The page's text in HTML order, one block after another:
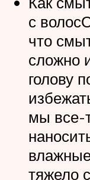
с
что
сложно
голову
мы все-
тяжело